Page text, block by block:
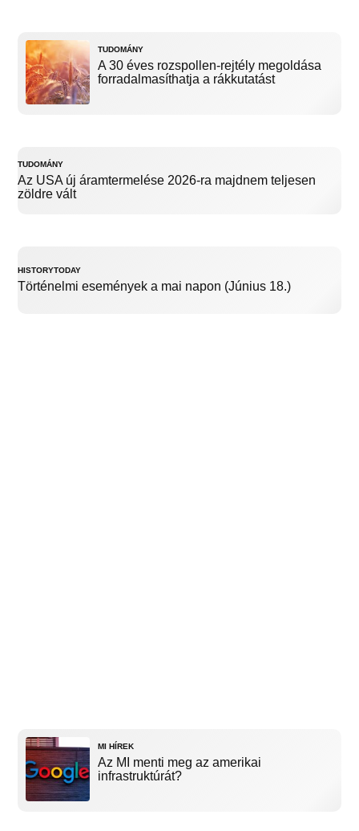
TUDOMÁNY
A 30 éves rozspollen-rejtély megoldása
forradalmasíthatja a rákkutatást
TUDOMÁNY
Az USA új áramtermelése 2026-ra majdnem teljesen
zöldre vált
HISTORYTODAY
Történelmi események a mai napon (Június 18.)
MI HÍREK
Az MI menti meg az amerikai
infrastruktúrát?